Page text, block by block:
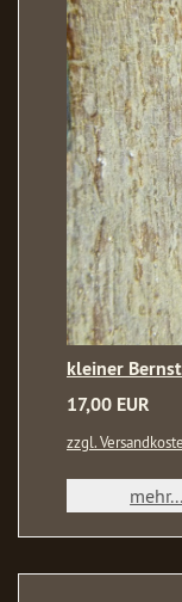
kleiner
17,00 EUR
zzgl.
mehr...